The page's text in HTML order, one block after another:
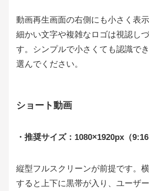
動画再生画面の右側にも小さく表示
細かい文字や複雑なロゴは視認し
す。シンプルで小さくても認識で
選んでください。
ショート動画
・推奨サイズ：1080×1920px（9:16
縦型フルスクリーンが前提です。
すると上下に黒帯が入り、ユーザ